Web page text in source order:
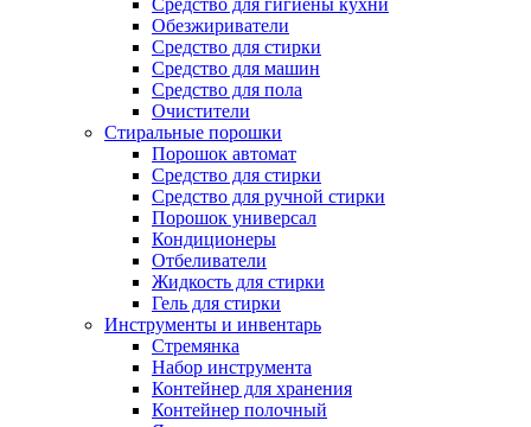
Средство для гигиены кухни
Обезжириватели
Средство для стирки
Средство для машин
Средство для пола
Очистители
Стиральные порошки
Порошок автомат
Средство для стирки
Средство для ручной стирки
Порошок универсал
Кондиционеры
Отбеливатели
Жидкость для стирки
Гель для стирки
Инструменты и инвентарь
Стремянка
Набор инструмента
Контейнер для хранения
Контейнер полочный